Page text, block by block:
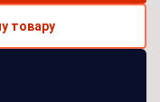
товару